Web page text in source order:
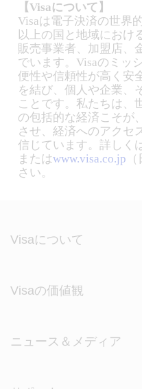
【Visaについて】
Visaは電子決済の世界
以上の国と地域におけ
販売事業者、加盟店、
でいます。Visaのミッ
便性や信頼性が高く安
を結び、個人や企業、
ことです。私たちは、
の包括的な経済こそが
させ、経済へのアクセ
信じています。詳しく
またはwww.visa.co.jp
さい。
Visaについて
Visaの価値観
ニュース＆メディア